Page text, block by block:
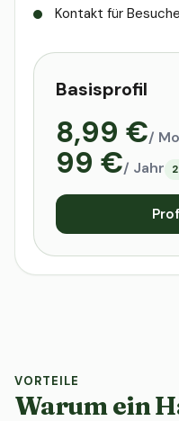
Kontakt für
Basisprofil
8,99 €/
99 €/ Jahr
VORTEILE
Warum ein